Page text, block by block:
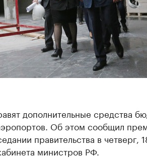
дополнительные средства
Об этом сообщил
правительства в четверг,
министров РФ.